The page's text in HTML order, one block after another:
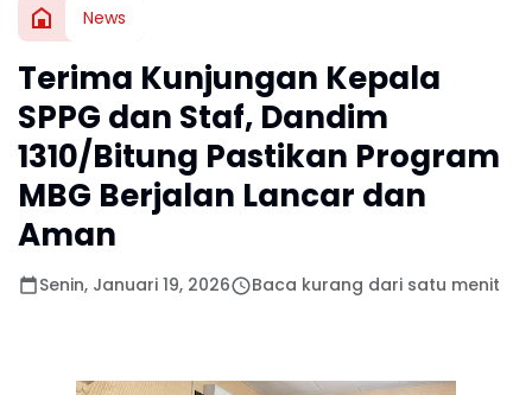
News
Terima Kunjungan Kepala
SPPG dan Staf, Dandim
1310/Bitung Pastikan Program
MBG Berjalan Lancar dan
Aman
Senin, Januari 19, 2026 Baca kurang dari satu menit